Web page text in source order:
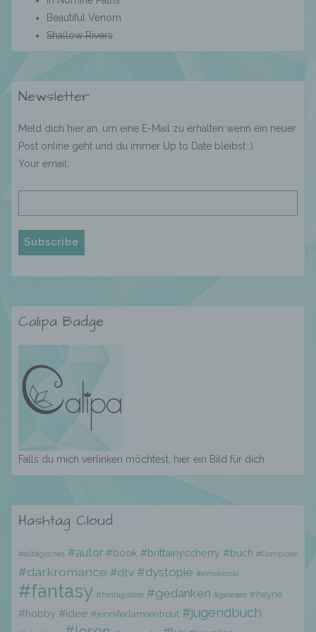
Beautiful Venom
Shallow Rivers
Newsletter
Meld dich hier an, um eine E-Mail zu erhalten wenn ein neuer
Post online geht und du immer Up to Date bleibst :)
Your email:
Calipa Badge
Falls du mich verlinken möchtest, hier ein Bild für dich
Hashtag Cloud
#alltägliches #autor #book #brittainyccherry #buch #Computer
#darkromance #dtv #dystopie #emotional
#fantasy #freitagsdrei #gedanken #gelesen #heyne
#hobby #idee #jenniferlarmentrout #jugendbuch
automatisierter Verfahren ausgeführte
Vorgang oder jede solche Vorgangsreihe im
Zusammenhang mit personenbezogenen
Organisation, das Ordnen, die Speicherung,
die Anpassung oder Veränderung, das
Verbreitung oder eine andere Form der
Bereitstellung, den Abgleich oder die
Verknüpfung, die Einschränkung, das
Profiling ist jede Art der automatisierten
Verarbeitung personenbezogener Daten, die
darin besteht, dass diese
personenbezogenen Daten verwendet
werden, um bestimmte persönliche Aspekte,
die sich auf eine natürliche Person beziehen,
Lage, Gesundheit, persönlicher Vorlieben,
Interessen, Zuverlässigkeit, Verhalten,
natürlichen Person zu analysieren oder
vorherzusagen.
f) Pseudonymisierung